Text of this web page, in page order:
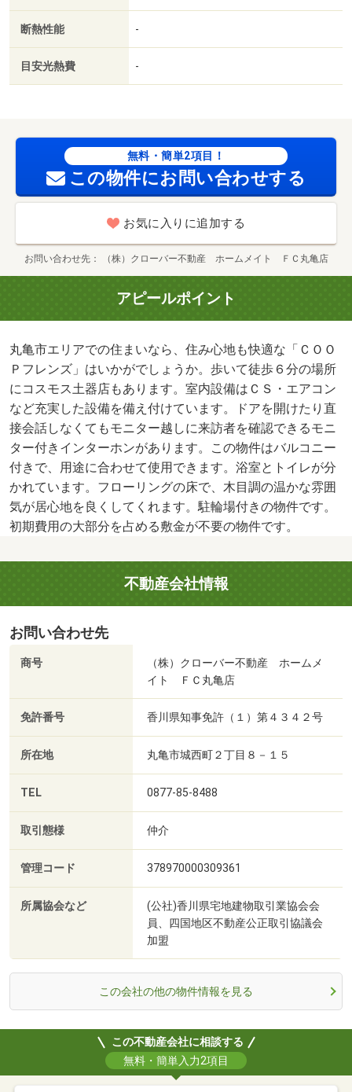
断熱性能 -
目安光熱費 -
無料・簡単2項目！
この物件にお問い合わせする
お気に入りに追加する
お問い合わせ先 （株）クローバー不動産 ホームメイト ＦＣ丸亀店
アピールポイント
丸亀市エリアでの住まいなら、住み心地も快適な「ＣＯＯ
Ｐフレンズ」はいかがでしょうか。歩いて徒歩６分の場所
にコスモス土器店もあります。室内設備はＣＳ・エアコン
など充実した設備を備え付けています。ドアを開けたり直
接会話しなくてもモニター越しに来訪者を確認できるモニ
ター付きインターホンがあります。この物件はバルコニー
付きで、用途に合わせて使用できます。浴室とトイレが分
かれています。フローリングの床で、木目調の温かな雰囲
気が居心地を良くしてくれます。駐輪場付きの物件です。
初期費用の大部分を占める敷金が不要の物件です。
不動産会社情報
お問い合わせ先
商号
（株）クローバー不動産 ホームメ
イト ＦＣ丸亀店
免許番号 香川県知事免許（１）第４３４２号
所在地 丸亀市城西町２丁目８－１５
TEL 0877-85-8488
取引態様 仲介
管理コード 378970000309361
所属協会など
(公社)香川県宅地建物取引業協会会
員、四国地区不動産公正取引協議会
加盟
この会社の他の物件情報を見る
この不動産会社に相談する
無料・簡単入力2項目